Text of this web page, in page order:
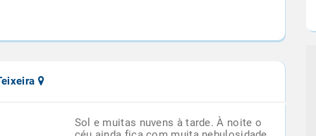
Sol e muitas nuvens à tarde. À noite o